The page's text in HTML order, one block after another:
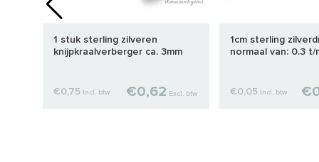
1 stuk sterling zilveren
knijpkraalverberger ca. 3mm
€0,75 Incl. btw €0,62 Excl. btw
1cm sterling
normaal van: 0.3 t/
€0,05 Incl. btw